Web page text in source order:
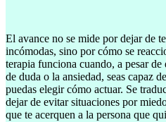
El avance no se mide por dejar de
incómodas, sino por cómo se
terapia funciona cuando, a pesar de
de duda o la ansiedad, seas capaz
puedas elegir cómo actuar. Se
dejar de evitar situaciones por
que te acerquen a la persona que